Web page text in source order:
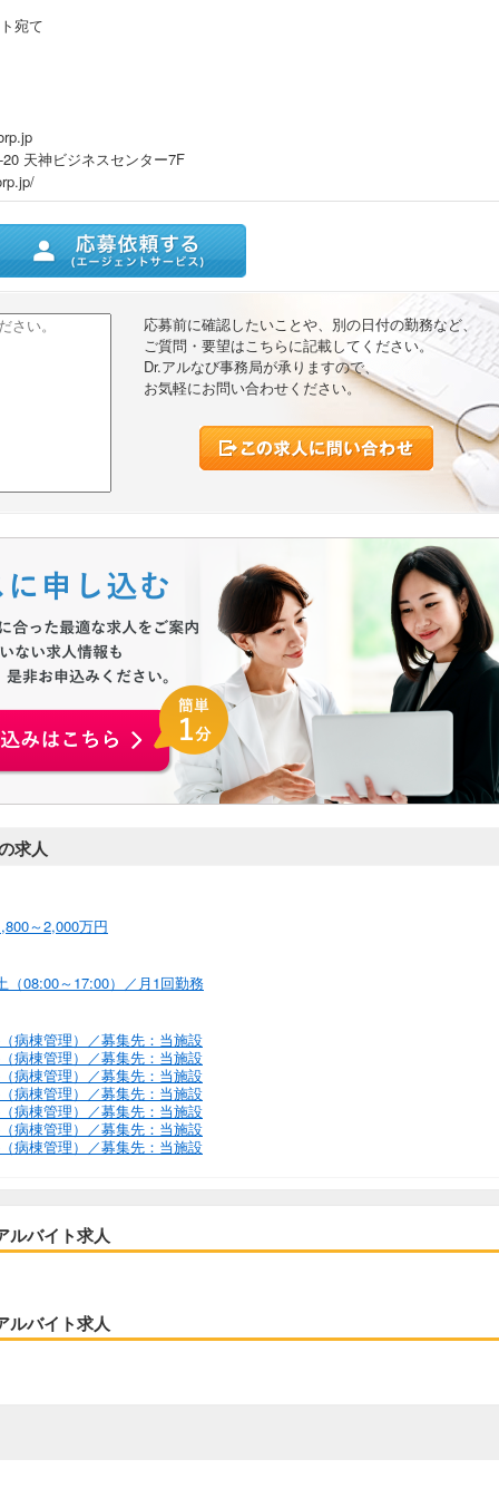
宛て
天神ビジネスセンター7F
トに追加
応募前に確認したいことや、別の日付の勤務など、
ご質問・要望はこちらに記載してください。
Dr.アルなび事務局が承りますので、
お気軽にお問い合わせください。
お申込みはこちらから
求人
～2,000万円
（08:00～17:00）／月1回勤務
病棟管理）／募集先：当施設
病棟管理）／募集先：当施設
病棟管理）／募集先：当施設
病棟管理）／募集先：当施設
病棟管理）／募集先：当施設
病棟管理）／募集先：当施設
病棟管理）／募集先：当施設
ルバイト求人
ルバイト求人